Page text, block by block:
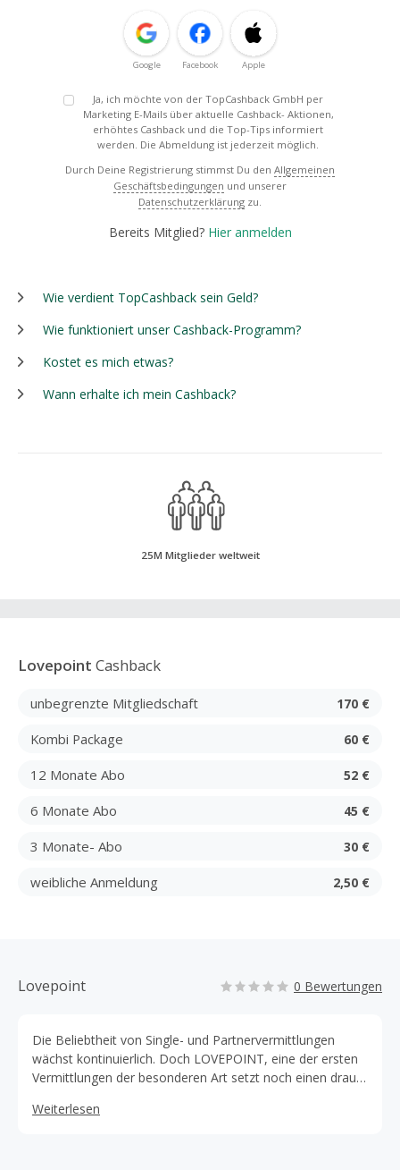
Google Facebook Apple
Ja, ich möchte von der TopCashback GmbH per
Marketing E-Mails über aktuelle Cashback- Aktionen,
erhöhtes Cashback und die Top-Tips informiert
werden. Die Abmeldung ist jederzeit möglich.
Durch Deine Registrierung stimmst Du den Allgemeinen
Geschäftsbedingungen und unserer
Datenschutzerklärung zu.
Bereits Mitglied? Hier anmelden
Wie verdient TopCashback sein Geld?
Wie funktioniert unser Cashback-Programm?
Kostet es mich etwas?
Wann erhalte ich mein Cashback?
25M Mitglieder weltweit
Lovepoint Cashback
unbegrenzte Mitgliedschaft 170 €
Kombi Package 60 €
12 Monate Abo 52 €
6 Monate Abo 45 €
3 Monate- Abo 30 €
weibliche Anmeldung 2,50 €
Lovepoint 0 Bewertungen
Die Beliebtheit von Single- und Partnervermittlungen
wächst kontinuierlich. Doch LOVEPOINT, eine der ersten
Vermittlungen der besonderen Art setzt noch einen drauf.
Partnervermittlung oder Erotikabenteuer.
Weiterlesen